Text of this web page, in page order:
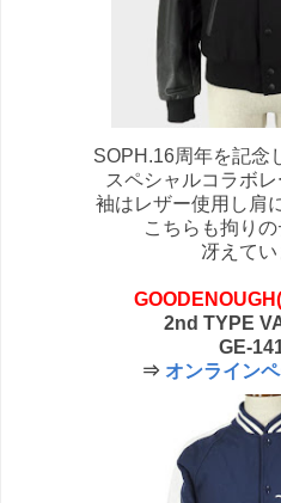
SOPH.16周年を記念
スペシャルコラボレ
袖はレザー使用し肩
こちらも拘り
冴えてい
2nd TYPE
GE-
⇒ オンライン